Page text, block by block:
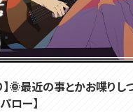
】🌞最近の事とかお喋りし
ロー】